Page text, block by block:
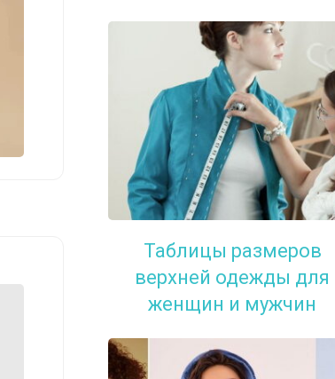
Таблицы размеров
верхней одежды для
женщин и мужчин